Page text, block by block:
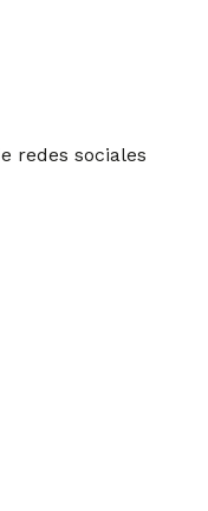
redes sociales